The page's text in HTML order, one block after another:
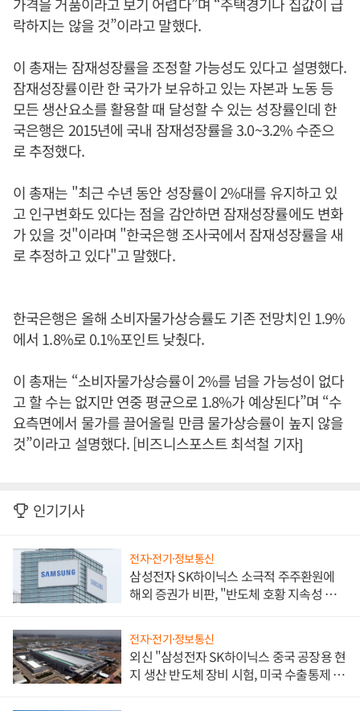
락하지는 않을 것”이라고 말했다.
이 총재는 잠재성장률을 조정할 가능성도 있다고 설명했다.
잠재성장률이란 한 국가가 보유하고 있는 자본과 노동 등
모든 생산요소를 활용할 때 달성할 수 있는 성장률인데 한
국은행은 2015년에 국내 잠재성장률을 3.0~3.2% 수준으
로 추정했다.
이 총재는 "최근 수년 동안 성장률이 2%대를 유지하고 있
고 인구변화도 있다는 점을 감안하면 잠재성장률에도 변화
가 있을 것"이라며 "한국은행 조사국에서 잠재성장률을 새
로 추정하고 있다"고 말했다.
한국은행은 올해 소비자물가상승률도 기존 전망치인 1.9%
에서 1.8%로 0.1%포인트 낮췄다.
이 총재는 “소비자물가상승률이 2%를 넘을 가능성이 없다
고 할 수는 없지만 연중 평균으로 1.8%가 예상된다”며 “수
요측면에서 물가를 끌어올릴 만큼 물가상승률이 높지 않을
것”이라고 설명했다. [비즈니스포스트 최석철 기자]
인기기사
전자·전기·정보통신
삼성전자 SK하이닉스 소극적 주주환원에
해외 증권가 비판, "반도체 호황 지속성 의
전자·전기·정보통신
외신 "삼성전자 SK하이닉스 중국 공장용 현
지 생산 반도체 장비 시험, 미국 수출통제 대